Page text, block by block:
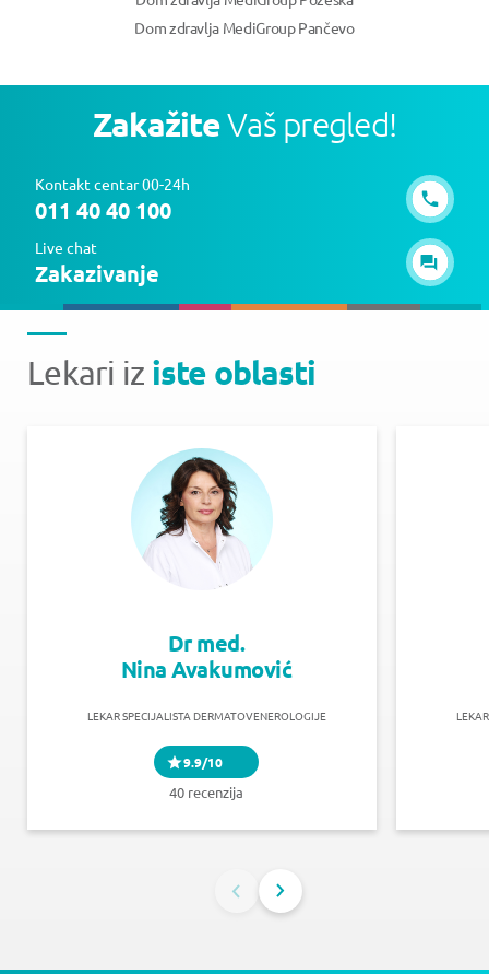
Dom zdravlja MediGroup Pančevo
ZakažiteVaš pregled!
Kontakt centar 00-24h
011 40 40 100
Live chat
Zakazivanje
Lekari iz iste oblasti
Dr med.
Nina Avakumović
LEKAR SPECIJALISTA DERMATOVENEROLOGIJE
9.9/10
40 recenzija